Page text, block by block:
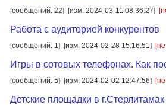
[сообщений: 22] [изм: 2024-03-11 08:36:27]
Работа с аудиторией конкурентов
[сообщений: 1] [изм: 2024-02-28 15:16:51]
Игры в сотовых телефонах. Как
[сообщений: 5] [изм: 2024-02-02 12:47:56]
Детские площадки в